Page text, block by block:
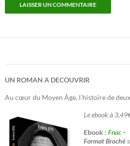
UN ROMAN A DECOUVRIR
Au cœur du Moyen Âge, l'histoire de
Le ebook à
Ebook : Fnac –
Format Broché